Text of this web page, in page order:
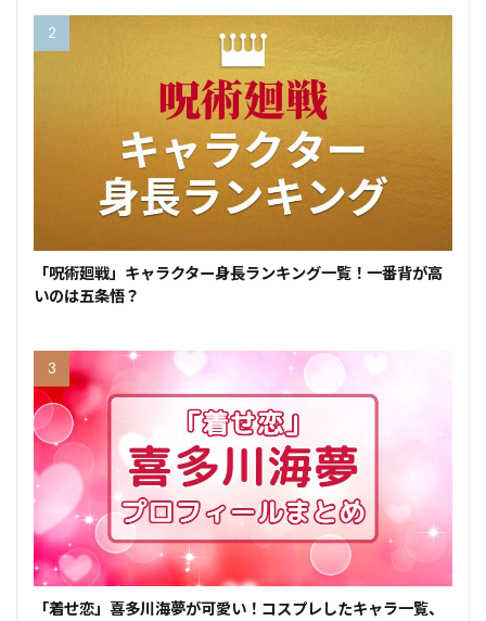
「呪術廻戦」キャラクター身長ランキング一覧！一番背が高
いのは五条悟？
「着せ恋」喜多川海夢が可愛い！コスプレしたキャラ一覧、